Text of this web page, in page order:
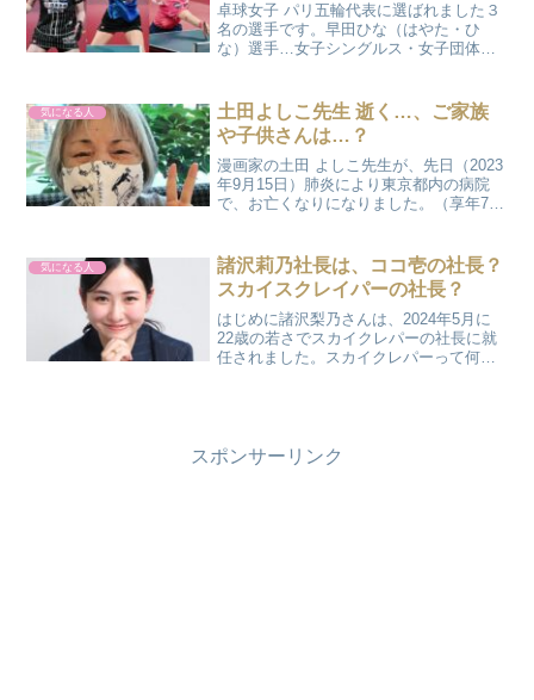
卓球女子 パリ五輪代表に選ばれました３
名の選手です。早田ひな（はやた・ひ
な）選手…女子シングルス・女子団体・
和（はりもと・みわ）選手…女子団体そ
れぞれの経歴や家族構成な...
気になる人
土田よしこ先生 逝く…、ご家族
や子供さんは…？
漫画家の土田 よしこ先生が、先日（2023
年9月15日）肺炎により東京都内の病院
で、お亡くなりになりました。（享年75
っ！」が、とても有名です。土田先生の
作品は、私たち...
気になる人
諸沢莉乃社長は、ココ壱の社長？
スカイスクレイパーの社長？
はじめに諸沢梨乃さんは、2024年5月に
22歳の若さでスカイクレパーの社長に就
任されました。スカイクレパーって何？
スポンサーリンク